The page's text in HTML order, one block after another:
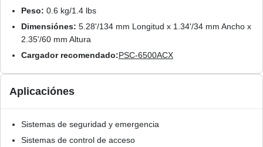
Peso: 0.6 kg/1.4 lbs
Dimensiónes: 5.28'/134 mm Longitud x 1.34'/34 mm Ancho x
2.35'/60 mm Altura
Cargador recomendado:PSC-6500ACX
Aplicaciónes
Sistemas de seguridad y emergencia
Sistemas de control de acceso